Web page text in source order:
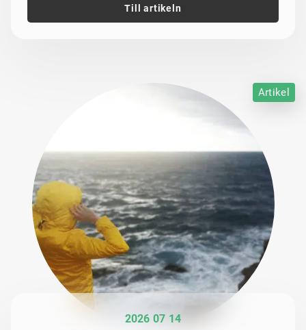
Till artikeln
Artikel
2026 07 14